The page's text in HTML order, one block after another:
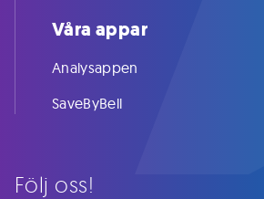
Följ oss!
Våra appar
Analysappen
SaveByBell